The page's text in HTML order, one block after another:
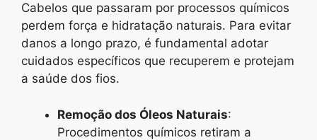
Cabelos que passaram por processos químicos
perdem força e hidratação naturais. Para evitar
danos a longo prazo, é fundamental adotar
cuidados específicos que recuperem e protejam
a saúde dos fios.
Remoção dos Óleos Naturais:
Procedimentos químicos retiram a